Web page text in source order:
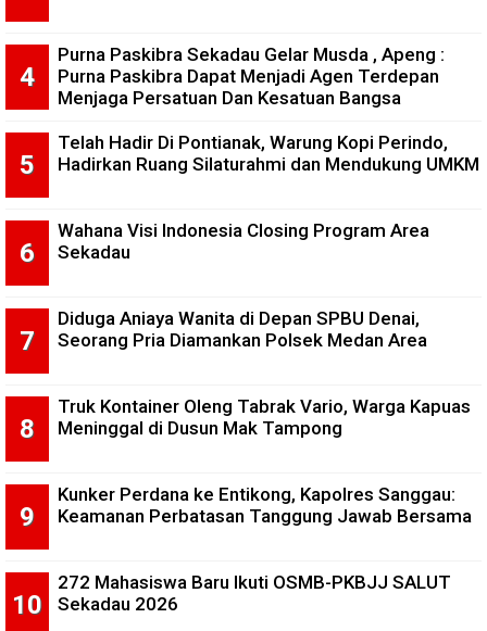
Purna Paskibra Sekadau Gelar Musda , Apeng :
Purna Paskibra Dapat Menjadi Agen Terdepan
Menjaga Persatuan Dan Kesatuan Bangsa
Telah Hadir Di Pontianak, Warung Kopi Perindo,
Hadirkan Ruang Silaturahmi dan Mendukung UMKM
Wahana Visi Indonesia Closing Program Area
Sekadau
Diduga Aniaya Wanita di Depan SPBU Denai,
Seorang Pria Diamankan Polsek Medan Area
Truk Kontainer Oleng Tabrak Vario, Warga Kapuas
Meninggal di Dusun Mak Tampong
Kunker Perdana ke Entikong, Kapolres Sanggau:
Keamanan Perbatasan Tanggung Jawab Bersama
272 Mahasiswa Baru Ikuti OSMB-PKBJJ SALUT
Sekadau 2026